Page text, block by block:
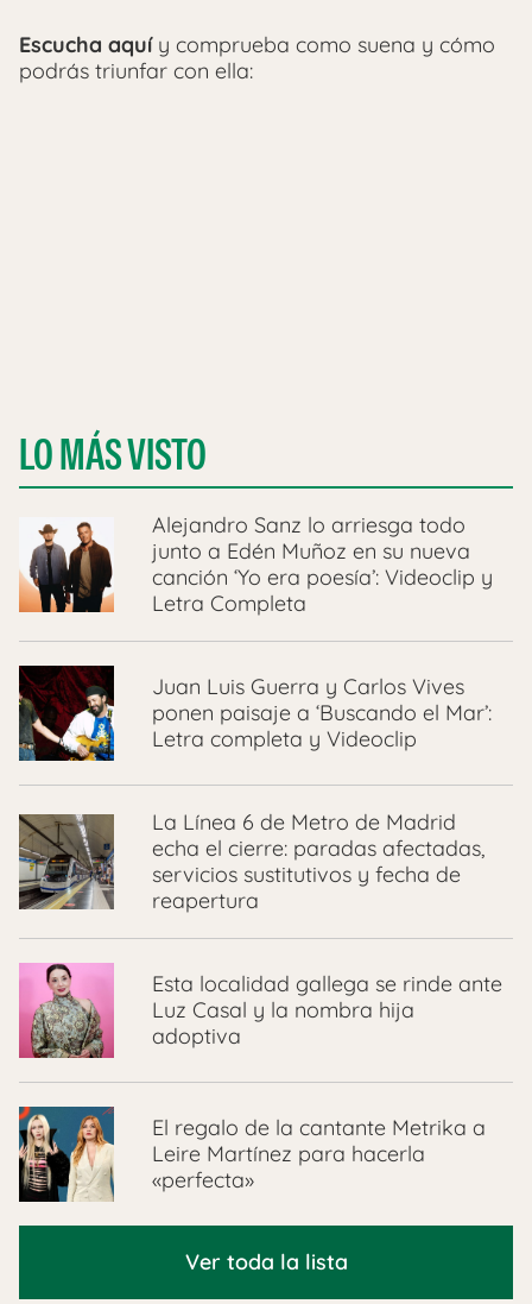
Escucha aquíy comprueba como suena y cómo
podrás triunfar con ella:
LO MÁS VISTO
Alejandro Sanz lo arriesga todo
junto a Edén Muñoz en su nueva
canción ‘Yo era poesía’: Videoclip y
Letra Completa
Juan Luis Guerra y Carlos Vives
ponen paisaje a ‘Buscando el Mar’:
Letra completa y Videoclip
La Línea 6 de Metro de Madrid
echa el cierre: paradas afectadas,
servicios sustitutivos y fecha de
reapertura
Esta localidad gallega se rinde ante
Luz Casal y la nombra hija
adoptiva
El regalo de la cantante Metrika a
Leire Martínez para hacerla
«perfecta»
Ver toda la lista